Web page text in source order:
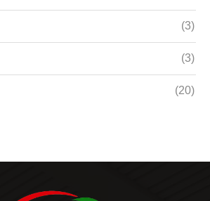
(3)
(3)
(20)